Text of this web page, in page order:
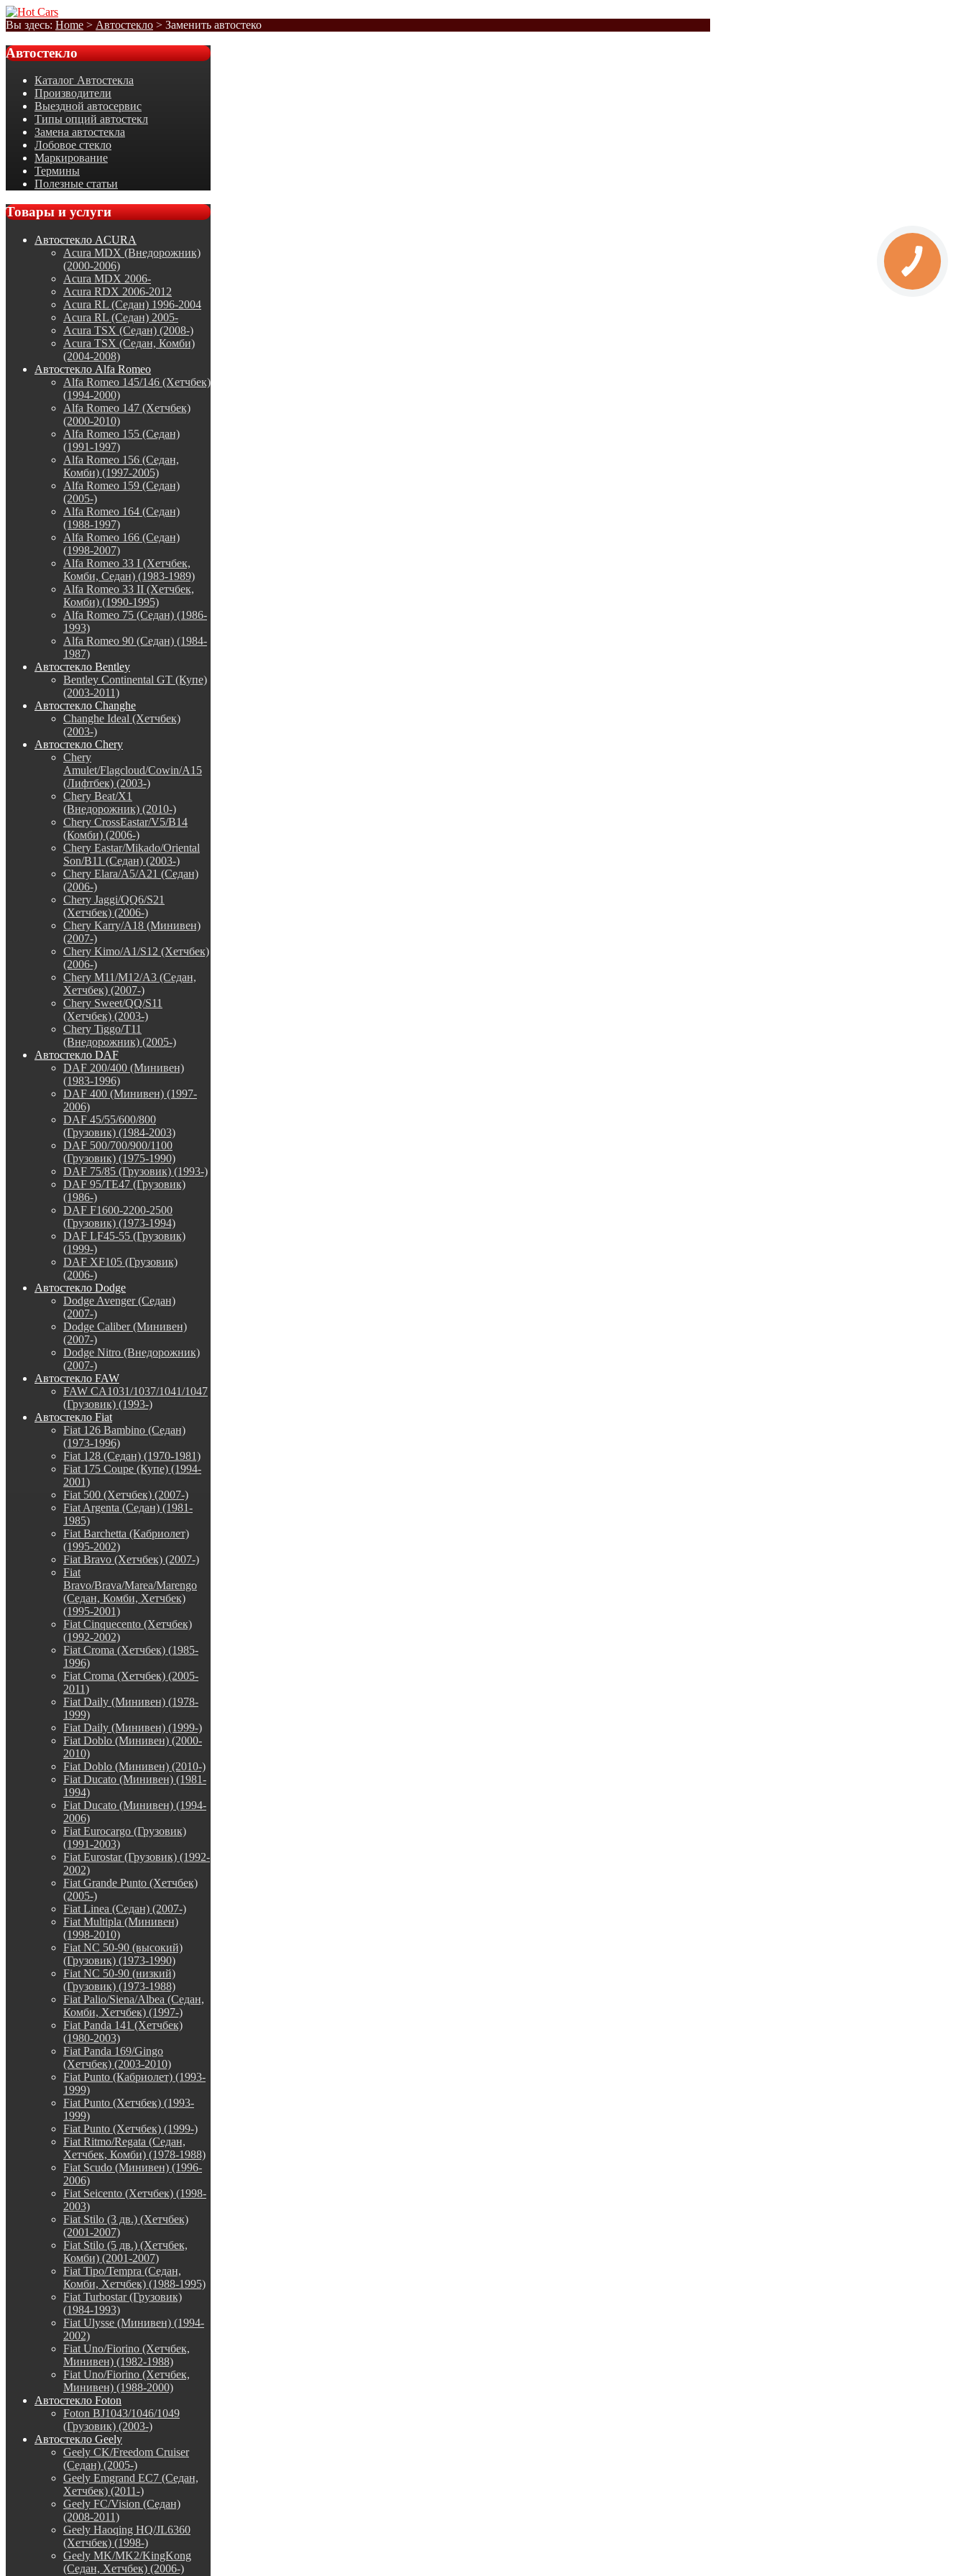
Вы здесь: Home > Автостекло > Заменить автостеко
Автостекло
Каталог Автостекла
Производители
Выездной автосервис
Типы опций автостекл
Замена автостекла
Лобовое стекло
Маркирование
Термины
Полезные статьи
Товарыи услуги
Автостекло ACURA
Acura MDX (Внедорожник)
(2000-2006)
Acura MDX 2006-
Acura RDX 2006-2012
Acura RL (Седан) 1996-2004
Acura RL (Седан) 2005-
Acura TSX (Седан) (2008-)
Acura TSX (Седан, Комби)
(2004-2008)
Автостекло Alfa Romeo
Alfa Romeo 145/146 (Хетчбек)
(1994-2000)
Alfa Romeo 147 (Хетчбек)
(2000-2010)
Alfa Romeo 155 (Седан)
(1991-1997)
Alfa Romeo 156 (Седан,
Комби) (1997-2005)
Alfa Romeo 159 (Седан)
(2005-)
Alfa Romeo 164 (Седан)
(1988-1997)
Alfa Romeo 166 (Седан)
(1998-2007)
Alfa Romeo 33 I (Хетчбек,
Комби, Седан) (1983-1989)
Alfa Romeo 33 II (Хетчбек,
Комби) (1990-1995)
Alfa Romeo 75 (Седан) (1986-
1993)
Alfa Romeo 90 (Седан) (1984-
1987)
Автостекло Bentley
Bentley Continental GT (Купе)
(2003-2011)
Автостекло Changhe
Changhe Ideal (Хетчбек)
(2003-)
Автостекло Chery
Chery
Amulet/Flagcloud/Cowin/A15
(Лифтбек) (2003-)
Chery Beat/X1
(Внедорожник) (2010-)
Chery CrossEastar/V5/B14
(Комби) (2006-)
Chery Eastar/Mikado/Oriental
Son/B11 (Седан) (2003-)
Chery Elara/A5/A21 (Седан)
(2006-)
Chery Jaggi/QQ6/S21
(Хетчбек) (2006-)
Chery Karry/A18 (Минивен)
(2007-)
Chery Kimo/A1/S12 (Хетчбек)
(2006-)
Chery M11/M12/A3 (Седан,
Хетчбек) (2007-)
Chery Sweet/QQ/S11
(Хетчбек) (2003-)
Chery Tiggo/T11
(Внедорожник) (2005-)
Автостекло DAF
DAF 200/400 (Минивен)
(1983-1996)
DAF 400 (Минивен) (1997-
2006)
DAF 45/55/600/800
(Грузовик) (1984-2003)
DAF 500/700/900/1100
(Грузовик) (1975-1990)
DAF 75/85 (Грузовик) (1993-)
DAF 95/TE47 (Грузовик)
(1986-)
DAF F1600-2200-2500
(Грузовик) (1973-1994)
DAF LF45-55 (Грузовик)
(1999-)
DAF XF105 (Грузовик)
(2006-)
Автостекло Dodge
Dodge Avenger (Седан)
(2007-)
Dodge Caliber (Минивен)
(2007-)
Dodge Nitro (Внедорожник)
(2007-)
Автостекло FAW
FAW CA1031/1037/1041/1047
(Грузовик) (1993-)
Автостекло Fiat
Fiat 126 Bambino (Седан)
(1973-1996)
Fiat 128 (Седан) (1970-1981)
Fiat 175 Coupe (Купе) (1994-
2001)
Fiat 500 (Хетчбек) (2007-)
Fiat Argenta (Седан) (1981-
1985)
Fiat Barchetta (Кабриолет)
(1995-2002)
Fiat Bravo (Хетчбек) (2007-)
Fiat
Bravo/Brava/Marea/Marengo
(Седан, Комби, Хетчбек)
(1995-2001)
Fiat Cinquecento (Хетчбек)
(1992-2002)
Fiat Croma (Хетчбек) (1985-
1996)
Fiat Croma (Хетчбек) (2005-
2011)
Fiat Daily (Минивен) (1978-
1999)
Fiat Daily (Минивен) (1999-)
Fiat Doblo (Минивен) (2000-
2010)
Fiat Doblo (Минивен) (2010-)
Fiat Ducato (Минивен) (1981-
1994)
Fiat Ducato (Минивен) (1994-
2006)
Fiat Eurocargo (Грузовик)
(1991-2003)
Fiat Eurostar (Грузовик) (1992-
2002)
Fiat Grande Punto (Хетчбек)
(2005-)
Fiat Linea (Седан) (2007-)
Fiat Multipla (Минивен)
(1998-2010)
Fiat NC 50-90 (высокий)
(Грузовик) (1973-1990)
Fiat NC 50-90 (низкий)
(Грузовик) (1973-1988)
Fiat Palio/Siena/Albea (Седан,
Комби, Хетчбек) (1997-)
Fiat Panda 141 (Хетчбек)
(1980-2003)
Fiat Panda 169/Gingo
(Хетчбек) (2003-2010)
Fiat Punto (Кабриолет) (1993-
1999)
Fiat Punto (Хетчбек) (1993-
1999)
Fiat Punto (Хетчбек) (1999-)
Fiat Ritmo/Regata (Седан,
Хетчбек, Комби) (1978-1988)
Fiat Scudo (Минивен) (1996-
2006)
Fiat Seicento (Хетчбек) (1998-
2003)
Fiat Stilo (3 дв.) (Хетчбек)
(2001-2007)
Fiat Stilo (5 дв.) (Хетчбек,
Комби) (2001-2007)
Fiat Tipo/Tempra (Седан,
Комби, Хетчбек) (1988-1995)
Fiat Turbostar (Грузовик)
(1984-1993)
Fiat Ulysse (Минивен) (1994-
2002)
Fiat Uno/Fiorino (Хетчбек,
Минивен) (1982-1988)
Fiat Uno/Fiorino (Хетчбек,
Минивен) (1988-2000)
Автостекло Foton
Foton BJ1043/1046/1049
(Грузовик) (2003-)
Автостекло Geely
Geely CK/Freedom Cruiser
(Седан) (2005-)
Geely Emgrand EC7 (Седан,
Хетчбек) (2011-)
Geely FC/Vision (Седан)
(2008-2011)
Geely Haoqing HQ/JL6360
(Хетчбек) (1998-)
Geely MK/MK2/KingKong
(Седан, Хетчбек) (2006-)